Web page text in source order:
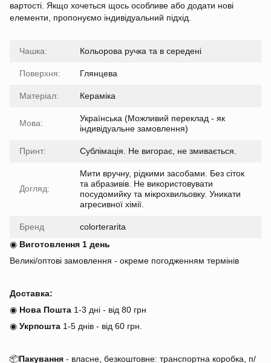
вартості. Якщо хочеться щось особливе або додати нові
елементи, пропонуємо індивідуальний підхід.
Чашка: Кольорова ручка та в середені
Поверхня: Глянцева
Матеріал: Кераміка
Мова:
Українська (Можливий переклад - як
індивідуальне замовлення)
Принт: Сублімація. Не вигорає, не змивається.
Догляд:
Мити вручну, рідкими засобами. Без сіток
та абразивів. Не використовувати
посудомийку та мікрохвильовку. Уникати
агресивної хімії.
Бренд
colorterarita
◉ Виготовлення 1 день
Великі/оптові замовлення - окреме погодженням термінів
Доставка:
◉ Нова Пошта 1-3 дні - від 80 грн
◉ Укрпошта 1-5 днів - від 60 грн.
📦Пакування - власне, безкоштовне: транспортна коробка, п/